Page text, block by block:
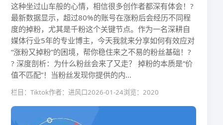
这种坐过山车般的心情，相信很多创作者都深有体会！?
最新数据显示，超过80%的账号在涨粉后会经历不同程
度的掉粉，尤其是千粉这个关键节点。作为一名深耕自
媒体行业5年的专业博主，今天我就来分享如何有效应对
“涨粉又掉粉”的困境，帮你稳住来之不易的粉丝基础！?
? 深度剖析：为什么粉丝会来了又走？ ​​掉粉的本质是“价
值不匹配”​​！当粉丝发现你提供的内...
栏目：Tiktok作者：进风口2026-01-24浏览：2020